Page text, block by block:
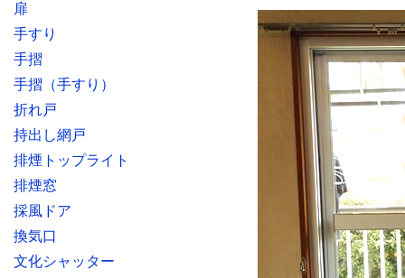
扉
手すり
手摺
手摺（手すり）
折れ戸
持出し網戸
排煙トップライト
排煙窓
採風ドア
換気口
文化シャッター